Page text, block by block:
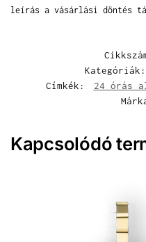
leírás a vásárlási döntés
Kategóriák:
Címkék:
24 órás
Kapcsolódó